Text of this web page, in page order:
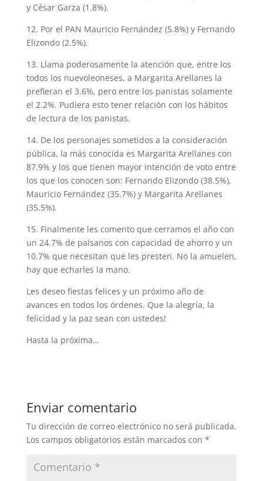
y César Garza (1.8%).
12. Por el PAN Mauricio Fernández (5.8%) y Fernando
Elizondo (2.5%).
13. Llama poderosamente la atención que, entre los
todos los nuevoleoneses, a Margarita Arellanes la
prefieran el 3.6%, pero entre los panistas solamente
el 2.2%. Pudiera esto tener relación con los hábitos
de lectura de los panistas.
14. De los personajes sometidos a la consideración
pública, la más conocida es Margarita Arellanes con
87.9% y los que tienen mayor intención de voto entre
los que los conocen son: Fernando Elizondo (38.5%),
Mauricio Fernández (35.7%) y Margarita Arellanes
(35.5%).
15. Finalmente les comento que cerramos el año con
un 24.7% de paisanos con capacidad de ahorro y un
10.7% que necesitan que les presten. No la amuelen,
hay que echarles la mano.
Les deseo fiestas felices y un próximo año de
avances en todos los órdenes. Que la alegría, la
felicidad y la paz sean con ustedes!
Hasta la próxima…
Enviar comentario
Tu dirección de correo electrónico no será publicada.
Los campos obligatorios están marcados con *